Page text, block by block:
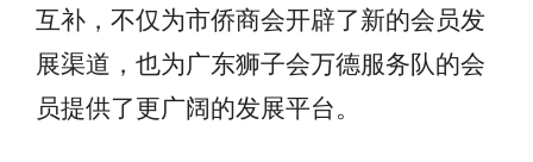
互补，不仅为市侨商会开辟了新的会员发
展渠道，也为广东狮子会万德服务队的会
员提供了更广阔的发展平台。